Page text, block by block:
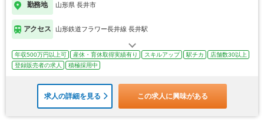
勤務地 山形県 長井市
アクセス 山形鉄道フラワー長井線 長井駅
年収500万円以上可 産休・育休取得実績有り スキルアップ 駅チカ
店舗数30以上
登録販売者の求人
積極採用中
求人の詳細を見る この求人に興味がある